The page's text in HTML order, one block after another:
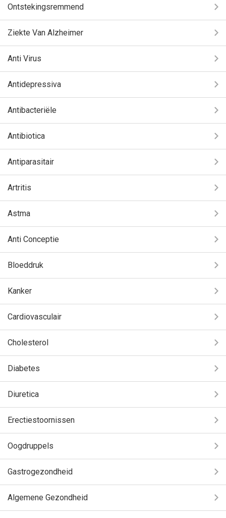
Ontstekingsremmend
Ziekte Van Alzheimer
Anti Virus
Antidepressiva
Antibacteriële
Antibiotica
Antiparasitair
Artritis
Astma
Anti Conceptie
Bloeddruk
Kanker
Cardiovasculair
Cholesterol
Diabetes
Diuretica
Erectiestoornissen
Oogdruppels
Gastrogezondheid
Algemene Gezondheid